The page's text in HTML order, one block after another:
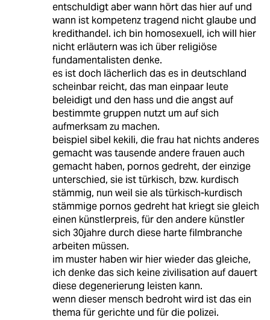
entschuldigt aber wann hört das hier auf und
wann ist kompetenz tragend nicht glaube und
kredithandel. ich bin homosexuell, ich will hier
nicht erläutern was ich über religiöse
fundamentalisten denke.
es ist doch lächerlich das es in deutschland
scheinbar reicht, das man einpaar leute
beleidigt und den hass und die angst auf
bestimmte gruppen nutzt um auf sich
aufmerksam zu machen.
beispiel sibel kekili, die frau hat nichts anderes
gemacht was tausende andere frauen auch
gemacht haben, pornos gedreht, der einzige
unterschied, sie ist türkisch, bzw. kurdisch
stämmig, nun weil sie als türkisch-kurdisch
stämmige pornos gedreht hat kriegt sie gleich
einen künstlerpreis, für den andere künstler
sich 30jahre durch diese harte filmbranche
arbeiten müssen.
im muster haben wir hier wieder das gleiche,
ich denke das sich keine zivilisation auf dauert
diese degenerierung leisten kann.
wenn dieser mensch bedroht wird ist das ein
thema für gerichte und für die polizei.